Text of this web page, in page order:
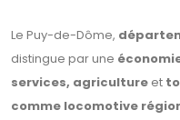
Le Puy-de-Dôme,
distingue par une
services, agriculture et
comme locomotive